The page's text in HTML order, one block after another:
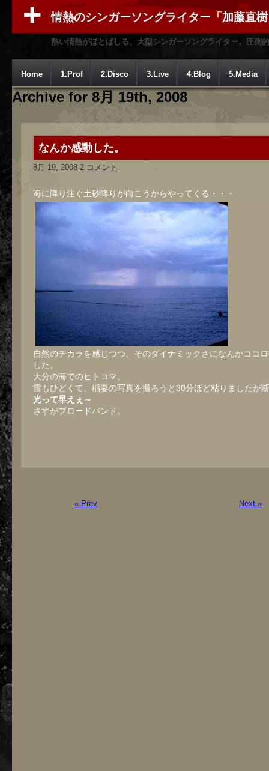
情熱のシンガーソングライター「加藤直
熱い情熱がほとばしる、大型シンガーソングライター。圧倒
Home 1.Prof 2.Disco 3.Live 4.Blog 5.Media
Archive for 8月 19th, 2008
なんか感動した。
8月 19, 2008 2 コメント
海に降り注ぐ土砂降りが向こうからやってくる・・・
自然のチカラを感じつつ、そのダイナミックさになんかココ
した。
大分の海でのヒトコマ。
雷もひどくて、稲妻の写真を撮ろうと30分ほど粘りましたが
光って早えぇ～
さすがブロードバンド。
« Prev Next »